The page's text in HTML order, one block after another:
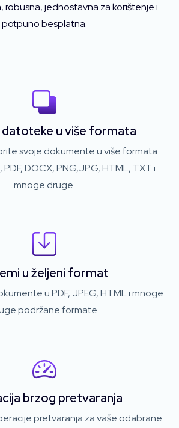
robusna, jednostavna za korištenje i
potpuno besplatna.
u više formata
svoje dokumente u više formata
DOCX, PNG,JPG, HTML, TXT i
mnoge druge.
u željeni format
u PDF, JPEG, HTML i mnoge
podržane formate.
brzog pretvaranja
pretvaranja za vaše odabrane